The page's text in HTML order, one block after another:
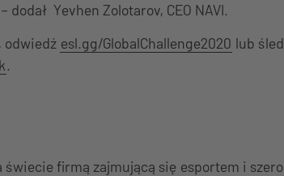
Yevhen Zolotarov, CEO NAVI.
odwiedź esl.gg/GlobalChallenge2020 lub
.
świecie firmą zajmującą się esportem i